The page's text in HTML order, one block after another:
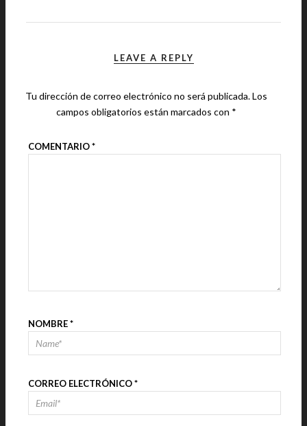
LEAVE A REPLY
Tu dirección de correo electrónico no será publicada.Los
campos obligatorios están marcados con *
COMENTARIO*
NOMBRE*
CORREO ELECTRÓNICO*